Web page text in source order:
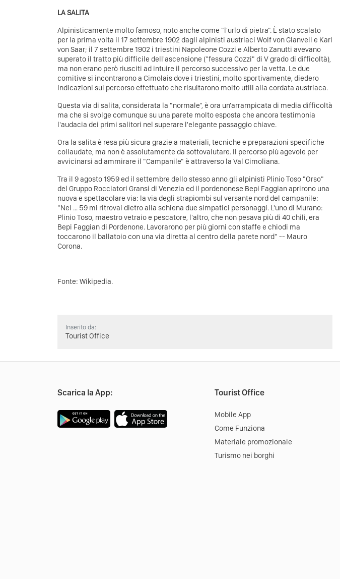
LA SALITA
Alpinisticamente molto famoso, noto anche come "l'urlo di pietra". È stato scalato
per la prima volta il 17 settembre 1902 dagli alpinisti austriaci Wolf von Glanvell e Karl
von Saar; il 7 settembre 1902 i triestini Napoleone Cozzi e Alberto Zanutti avevano
superato il tratto più difficile dell'ascensione ("fessura Cozzi" di V grado di difficoltà),
ma non erano però riusciti ad intuire il percorso successivo per la vetta. Le due
comitive si incontrarono a Cimolais dove i triestini, molto sportivamente, diedero
indicazioni sul percorso effettuato che risultarono molto utili alla cordata austriaca.
Questa via di salita, considerata la "normale", è ora un'arrampicata di media difficoltà
ma che si svolge comunque su una parete molto esposta che ancora testimonia
l'audacia dei primi salitori nel superare l'elegante passaggio chiave.
Ora la salita è resa più sicura grazie a materiali, tecniche e preparazioni specifiche
collaudate, ma non è assolutamente da sottovalutare. Il percorso più agevole per
avvicinarsi ad ammirare il "Campanile" è attraverso la Val Cimoliana.
Tra il 9 agosto 1959 ed il settembre dello stesso anno gli alpinisti Plinio Toso "Orso"
del Gruppo Rocciatori Gransi di Venezia ed il pordenonese Bepi Faggian aprirono una
nuova e spettacolare via: la via degli strapiombi sul versante nord del campanile:
"Nel … 59 mi ritrovai dietro alla schiena due simpatici personaggi. L'uno di Murano:
Plinio Toso, maestro vetraio e pescatore, l'altro, che non pesava più di 40 chili, era
Bepi Faggian di Pordenone. Lavorarono per più giorni con staffe e chiodi ma
toccarono il ballatoio con una via diretta al centro della parete nord" -- Mauro
Corona.
Fonte: Wikipedia.
Inserito da:
Tourist Office
Scarica la App: Tourist Office
Mobile App
Come Funziona
Materiale promozionale
Turismo nei borghi